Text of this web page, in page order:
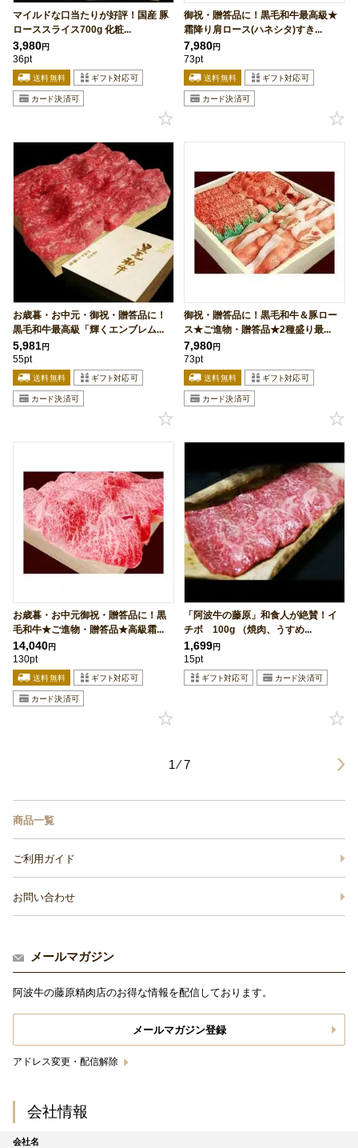
マイルドな口当たりが好評！国産 豚
ローススライス700g 化粧...
3,980円
36pt
御祝・贈答品に！黒毛和牛最高級★
霜降り肩ロース(ハネシタ)すき...
7,980円
73pt
お歳暮・お中元・御祝・贈答品に！
黒毛和牛最高級「輝くエンブレム...
5,981円
55pt
御祝・贈答品に！黒毛和牛＆豚ロー
ス★ご進物・贈答品★2種盛り最...
7,980円
73pt
お歳暮・お中元御祝・贈答品に！黒
毛和牛★ご進物・贈答品★高級霜...
14,040円
130pt
「阿波牛の藤原」和食人が絶賛！イ
チボ 100g （焼肉、うすめ...
1,699円
15pt
1 ⁄ 7
商品一覧
ご利用ガイド
お問い合わせ
メールマガジン
阿波牛の藤原精肉店のお得な情報を配信しております。
メールマガジン登録
アドレス変更・配信解除
会社情報
会社名